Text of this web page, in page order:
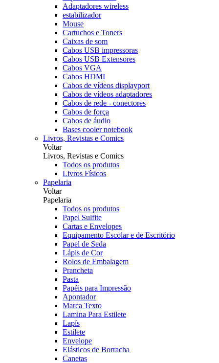
Adaptadores wireless
estabilizador
Mouse
Cartuchos e Toners
Caixas de som
Cabos USB impressoras
Cabos USB Extensores
Cabos VGA
Cabos HDMI
Cabos de vídeos displayport
Cabos de vídeos adaptadores
Cabos de rede - conectores
Cabos de força
Cabos de áudio
Bases cooler notebook
Livros, Revistas e Comics
Voltar
Livros, Revistas e Comics
Todos os produtos
Livros Físicos
Papelaria
Voltar
Papelaria
Todos os produtos
Papel Sulfite
Cartas e Envelopes
Equipamento Escolar e de Escritório
Papel de Seda
Lápis de Cor
Rolos de Embalagem
Prancheta
Pasta
Papéis para Impressão
Apontador
Marca Texto
Lamina Para Estilete
Lapís
Estilete
Envelope
Elásticos de Borracha
Canetas